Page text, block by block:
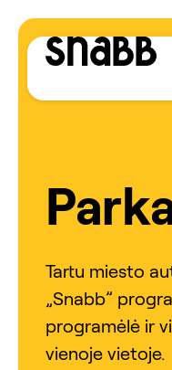
Tartu miesto
„Snabb”
programėlė ir
vienoje vietoje.